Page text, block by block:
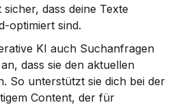
dass deine Texte
optimiert sind.
KI auch Suchanfragen
dass sie den aktuellen
So unterstützt sie dich bei der
Content, der für